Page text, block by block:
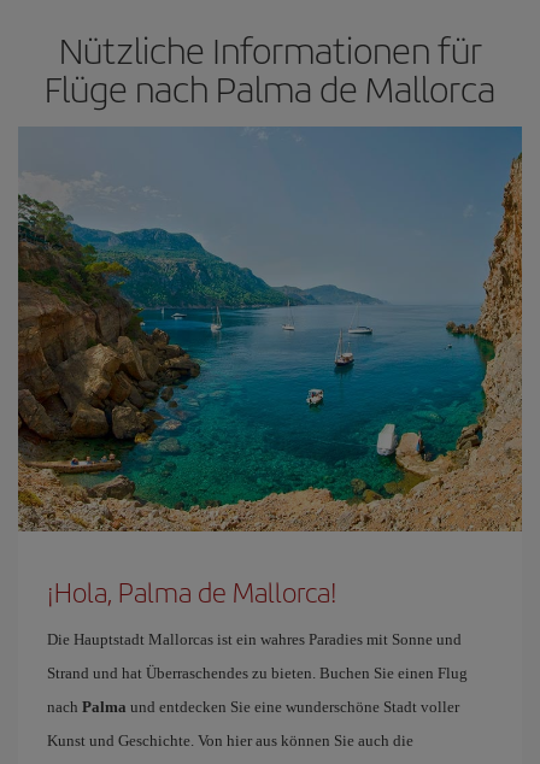
Nützliche Informationen für
Flüge nach Palma de Mallorca
¡Hola, Palma de Mallorca!
Die Hauptstadt Mallorcas ist ein wahres Paradies mit Sonne und
Strand und hat Überraschendes zu bieten. Buchen Sie einen Flug
nach Palma und entdecken Sie eine wunderschöne Stadt voller
Kunst und Geschichte. Von hier aus können Sie auch die